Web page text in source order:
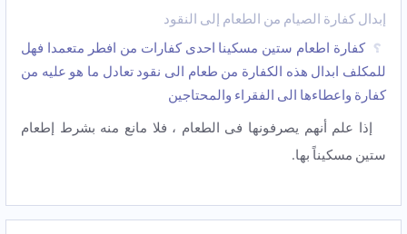
إبدال کفارة الصیام من الطعام إلی النقود
کفارة اطعام ستین مسکینا احدى کفارات من افطر متعمدا فهل
للمکلف ابدال هذه الکفارة من طعام الى نقود تعادل ما هو علیه من
کفارة واعطاءها الى الفقراء والمحتاجین
إذا علم أنهم یصرفونها فی الطعام ، فلا مانع منه بشرط إطعام
ستین مسکیناً بها.